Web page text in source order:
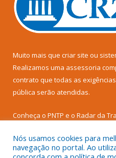
Muito mais que criar site ou
Realizamos uma assessoria
contrato que todas as
pública serão atendidas.
Conheça o PNTP e o Radar da
Nós usamos cookies para
navegação no portal. Ao